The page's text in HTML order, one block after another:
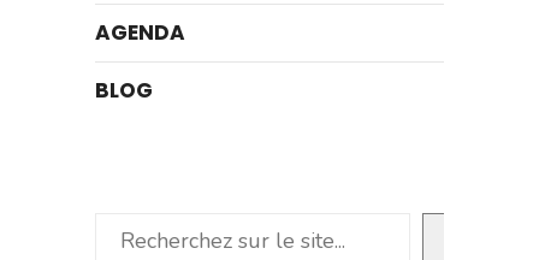
AGENDA
BLOG
Rechercher